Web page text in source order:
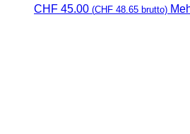
CHF 45.00 (CHF 48.65 brutto)